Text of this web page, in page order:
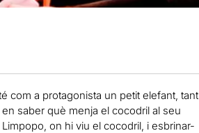
com a protagonista un petit elefant, tant
saber què menja el cocodril al seu
on hi viu el cocodril, i esbrinar-